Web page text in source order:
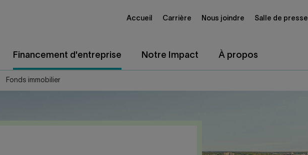
Financement d'entreprise Notre Impact À propos
Accueil Carrière Nous joindre Salle de presse
Fonds immobilier